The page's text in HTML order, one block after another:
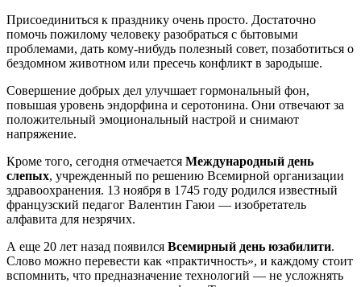
Присоединиться к празднику очень просто. Достаточно
помочь пожилому человеку разобраться с бытовыми
проблемами, дать кому-нибудь полезный совет, позаботиться о
бездомном животном или пресечь конфликт в зародыше.
Совершение добрых дел улучшает гормональный фон,
повышая уровень эндорфина и серотонина. Они отвечают за
положительный эмоциональный настрой и снимают
напряжение.
Кроме того, сегодня отмечается Международный день
слепых, учрежденный по решению Всемирной организации
здравоохранения. 13 ноября в 1745 году родился известный
французский педагог Валентин Гаюи — изобретатель
алфавита для незрячих.
А еще 20 лет назад появился Всемирный день юзабилити.
Слово можно перевести как «практичность», и каждому стоит
вспомнить, что предназначение технологий — не усложнять